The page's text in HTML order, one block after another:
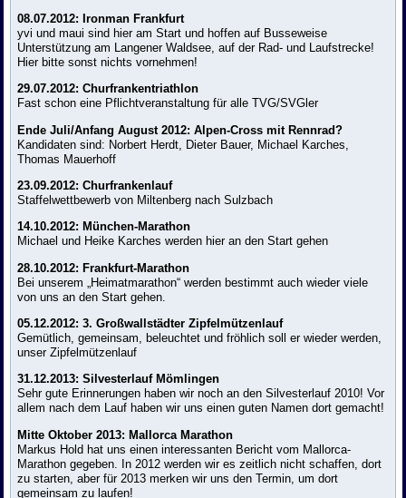
08.07.2012: Ironman Frankfurt
yvi und maui sind hier am Start und hoffen auf Busseweise
Unterstützung am Langener Waldsee, auf der Rad- und Laufstrecke!
Hier bitte sonst nichts vornehmen!
29.07.2012: Churfrankentriathlon
Fast schon eine Pflichtveranstaltung für alle TVG/SVGler
Ende Juli/Anfang August 2012: Alpen-Cross mit Rennrad?
Kandidaten sind: Norbert Herdt, Dieter Bauer, Michael Karches,
Thomas Mauerhoff
23.09.2012: Churfrankenlauf
Staffelwettbewerb von Miltenberg nach Sulzbach
14.10.2012: München-Marathon
Michael und Heike Karches werden hier an den Start gehen
28.10.2012: Frankfurt-Marathon
Bei unserem „Heimatmarathon“ werden bestimmt auch wieder viele
von uns an den Start gehen.
05.12.2012: 3. Großwallstädter Zipfelmützenlauf
Gemütlich, gemeinsam, beleuchtet und fröhlich soll er wieder werden,
unser Zipfelmützenlauf
31.12.2013: Silvesterlauf Mömlingen
Sehr gute Erinnerungen haben wir noch an den Silvesterlauf 2010! Vor
allem nach dem Lauf haben wir uns einen guten Namen dort gemacht!
Mitte Oktober 2013: Mallorca Marathon
Markus Hold hat uns einen interessanten Bericht vom Mallorca-
Marathon gegeben. In 2012 werden wir es zeitlich nicht schaffen, dort
zu starten, aber für 2013 merken wir uns den Termin, um dort
gemeinsam zu laufen!